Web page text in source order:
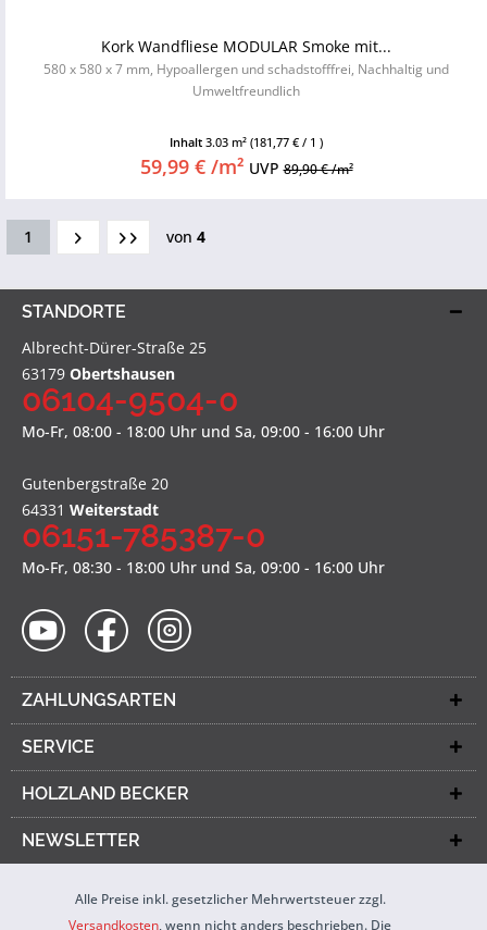
Kork Wandfliese MODULAR Smoke mit...
580 x 580 x 7 mm, Hypoallergen und schadstofffrei, Nachhaltig und
Umweltfreundlich
Inhalt 3.03 m² (181,77 € / 1 )
59,99 € /m² UVP89,90 € /m²
1 von 4
STANDORTE
Albrecht-Dürer-Straße 25
63179 Obertshausen
06104-9504-0
Mo-Fr, 08:00 - 18:00 Uhr und Sa, 09:00 - 16:00 Uhr
Gutenbergstraße 20
64331 Weiterstadt
06151-785387-0
Mo-Fr, 08:30 - 18:00 Uhr und Sa, 09:00 - 16:00 Uhr
ZAHLUNGSARTEN
SERVICE
HOLZLAND BECKER
NEWSLETTER
Alle Preise inkl. gesetzlicher Mehrwertsteuer zzgl.
Versandkosten, wenn nicht anders beschrieben. Die